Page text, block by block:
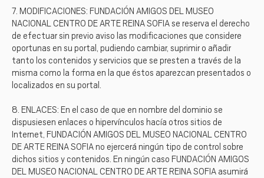
7. MODIFICACIONES: FUNDACIÓN AMIGOS DEL MUSEO
NACIONAL CENTRO DE ARTE REINA SOFIA se reserva el derecho
de efectuar sin previo aviso las modificaciones que considere
oportunas en su portal, pudiendo cambiar, suprimir o añadir
tanto los contenidos y servicios que se presten a través de la
misma como la forma en la que éstos aparezcan presentados o
localizados en su portal.
8. ENLACES: En el caso de que en nombre del dominio se
dispusiesen enlaces o hipervínculos hacía otros sitios de
Internet, FUNDACIÓN AMIGOS DEL MUSEO NACIONAL CENTRO
DE ARTE REINA SOFIA no ejercerá ningún tipo de control sobre
dichos sitios y contenidos. En ningún caso FUNDACIÓN AMIGOS
DEL MUSEO NACIONAL CENTRO DE ARTE REINA SOFIA asumirá